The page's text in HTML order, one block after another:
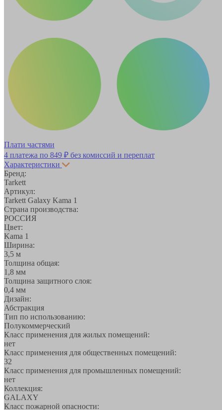
Плати частями
4 платежа по 849 ₽ без комиссий и переплат
Характеристики
Бренд:
Tarkett
Артикул:
Tarkett Galaxy Kama 1
Страна производства:
РОССИЯ
Цвет:
Kama 1
Ширина:
3,5 м
Толщина общая:
1,8 мм
Толщина защитного слоя:
0,4 мм
Дизайн:
Абстракция
Тип по использованию:
Полукоммерческий
Класс применения для жилых помещений:
нет
Класс применения для общественных помещений:
32
Класс применения для промышленных помещений:
нет
Коллекция:
GALAXY
Класс пожарной опасности: